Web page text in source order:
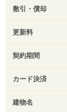
敷引・償却
更新料
契約期間
カード決済
建物名